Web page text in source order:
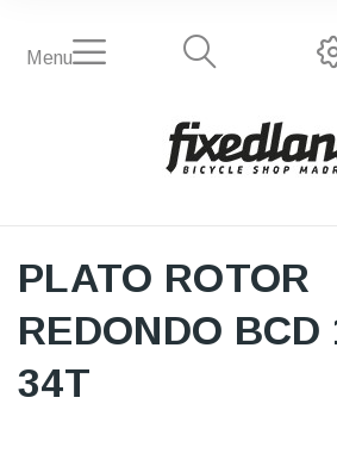
Menu
PLATO ROTOR
REDONDO BCD
34T